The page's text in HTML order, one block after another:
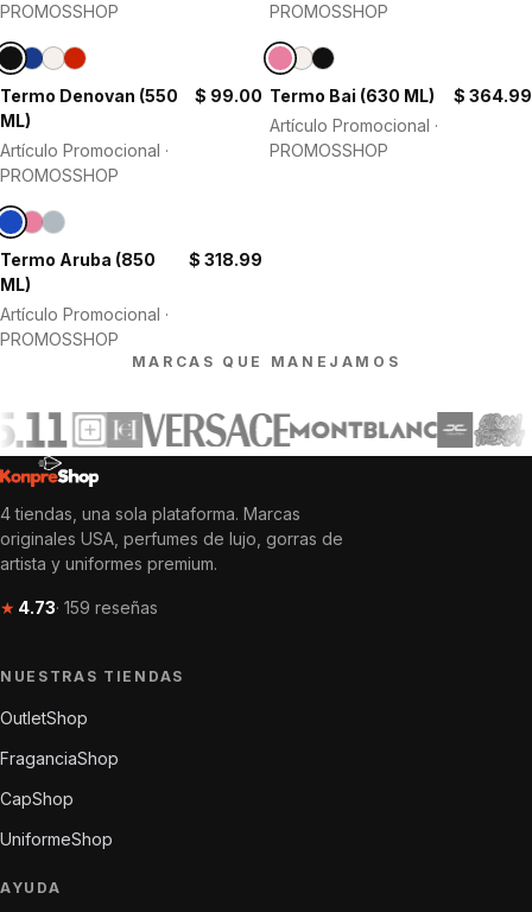
PROMOSSHOP
PROMOSSHOP
Termo Denovan (550
ML)
$ 99.00
Artículo Promocional ·
PROMOSSHOP
Termo Bai (630 ML)
$ 364.99
Artículo Promocional ·
PROMOSSHOP
Termo Aruba (850
ML)
$ 318.99
Artículo Promocional ·
PROMOSSHOP
MARCAS QUE MANEJAMOS
4 tiendas, una sola plataforma. Marcas
originales USA, perfumes de lujo, gorras de
artista y uniformes premium.
★ 4.73· 159 reseñas
NUESTRAS TIENDAS
OutletShop
FraganciaShop
CapShop
UniformeShop
AYUDA